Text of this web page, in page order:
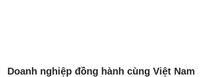
Doanh nghiệp đồng hành cùng Việt Nam